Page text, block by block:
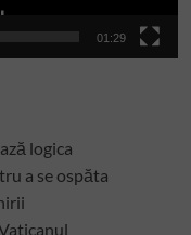
01:29
logica
a se ospăta